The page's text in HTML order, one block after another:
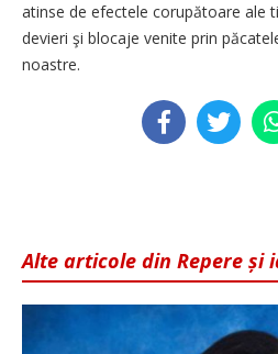
atinse de efectele corupătoare ale
devieri şi blocaje venite prin
noastre.
Alte articole din Repere și